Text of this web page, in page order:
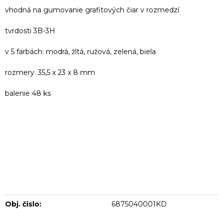
vhodná na gumovanie grafitových čiar v rozmedzí
tvrdosti 3B-3H
v 5 farbách: modrá, žltá, ružová, zelená, biela
rozmery. 35,5 x 23 x 8 mm
balenie 48 ks
Obj. čislo: 6875040001KD